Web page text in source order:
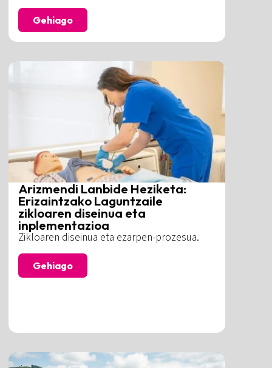
Gehiago
Arizmendi Lanbide Heziketa:
Erizaintzako Laguntzaile
zikloaren diseinua eta
inplementazioa
Zikloaren diseinua eta ezarpen-prozesua.
Gehiago